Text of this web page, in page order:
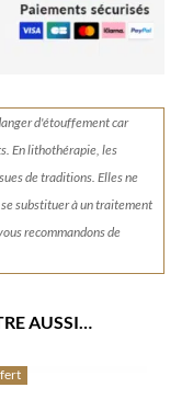
d'étouffement car
En lithothérapie, les
de traditions. Elles ne
substituer à un traitement
recommandons de
AUSSI…